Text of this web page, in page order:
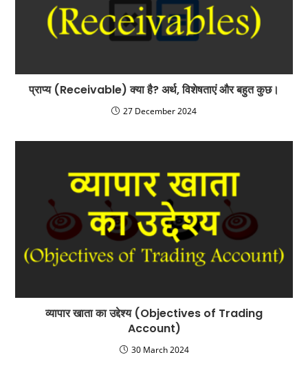
प्राप्य (Receivable) क्या है? अर्थ, विशेषताएं और बहुत कुछ।
27 December 2024
व्यापार खाता का उद्देश्य (Objectives of Trading
Account)
30 March 2024